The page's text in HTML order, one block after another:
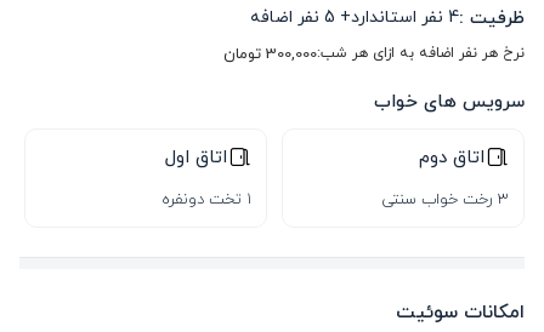
ظرفیت :4 نفر استاندارد+
5 نفر اضافه
نرخ هر نفر اضافه به ازای هر شب:300,000تومان
سرویس های خواب
اتاق دوم
3 رخت خواب سنتی
اتاق اول
1 تخت دونفره
امکانات سوئیت